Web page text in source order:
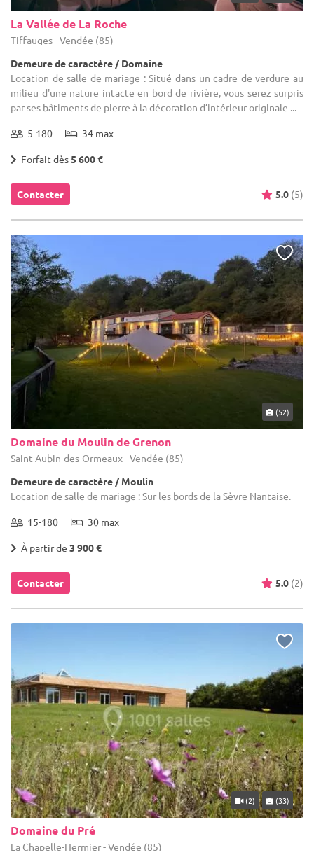
La Vallée de La Roche
Tiffauges - Vendée (85)
Demeure de caractère / Domaine
Location de salle de mariage : Situé dans un cadre de verdure au
milieu d'une nature intacte en bord de rivière, vous serez surpris
par ses bâtiments de pierre à la décoration d’intérieur originale ...
5-180 34 max
Forfait dès5 600 €
Contacter 5.0 (5)
(52)
Domaine du Moulin de Grenon
Saint-Aubin-des-Ormeaux - Vendée (85)
Demeure de caractère / Moulin
Location de salle de mariage : Sur les bords de la Sèvre Nantaise.
15-180 30 max
À partir de 3 900 €
Contacter 5.0 (2)
(2) (33)
Domaine du Pré
La Chapelle-Hermier - Vendée (85)